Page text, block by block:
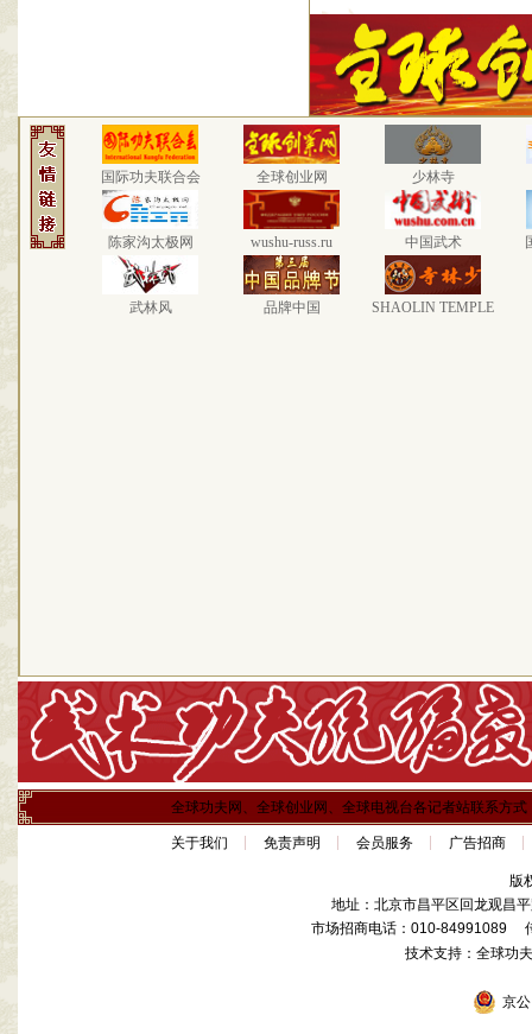
国际功夫联合会 全球创业网 少林寺
陈家沟太极网 wushu-russ.ru 中国武术
武林风 品牌中国 SHAOLIN TEMPLE
全球功夫网、全球创业网、全球电视台各记者站联系方式
关于我们 免责声明 会员服务 广告招商
版
地址：北京市昌平区回龙观昌
市场招商电话：010-84991089
技术支持：全球
京公